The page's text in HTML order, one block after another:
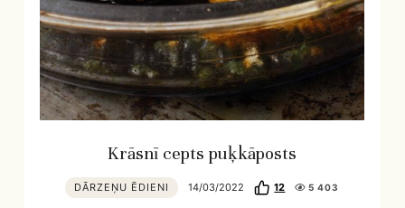
Krāsnī cepts puķkāposts
DĀRZEŅU ĒDIENI 14/03/2022 12 5 403